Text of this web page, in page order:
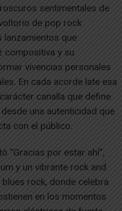
sentimentales de
de pop rock
lanzamientos que
compositiva y su
vivencias personales
En cada acorde late esa
canalla que define
una autenticidad que
con el público.
“Gracias por estar ahí”,
y un vibrante rock and
rock, donde celebra
en los momentos